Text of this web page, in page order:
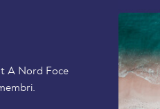
A Nord Foce